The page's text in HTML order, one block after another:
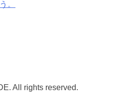
All rights reserved.